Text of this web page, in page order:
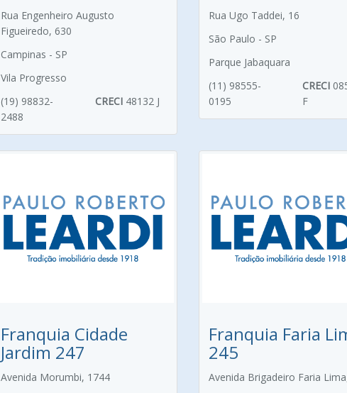
Rua Engenheiro Augusto
Figueiredo, 630
Campinas - SP
Vila Progresso
(19) 98832-
2488
CRECI 48132 J
Rua Ugo Taddei, 16
São Paulo - SP
Parque Jabaquara
(11) 98555-
0195
CRECI
F
Franquia Cidade
Jardim 247
Avenida Morumbi, 1744
Franquia Faria
245
Avenida Brigadeiro Faria